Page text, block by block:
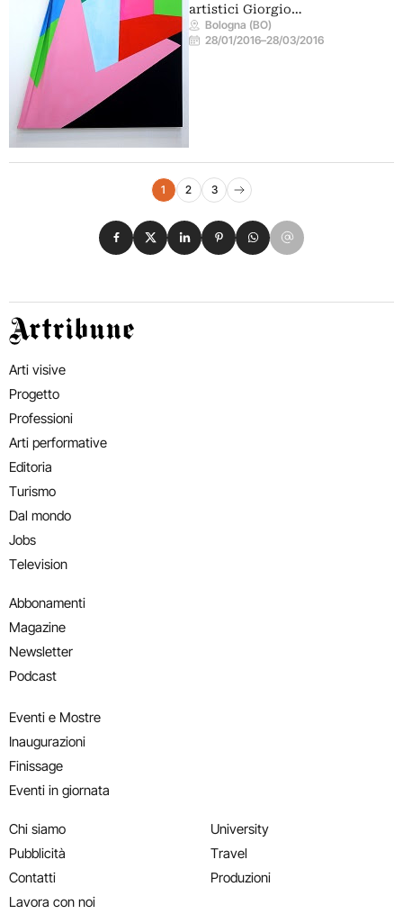
artistici Giorgio…
Bologna (BO)
28/01/2016–28/03/2016
Navigazione eventi
1 2 3
Pagina successiva
Condividi su Facebook
Condividi su X
Condividi su LinkedIn
Condividi su Pinterest
Condividi su WhatsApp
Condividi su Email
Artribune
Arti visive
Progetto
Professioni
Arti performative
Editoria
Turismo
Dal mondo
Jobs
Television
Abbonamenti
Magazine
Newsletter
Podcast
Eventi e Mostre
Inaugurazioni
Finissage
Eventi in giornata
Chi siamo
Pubblicità
Contatti
Lavora con noi
University
Travel
Produzioni